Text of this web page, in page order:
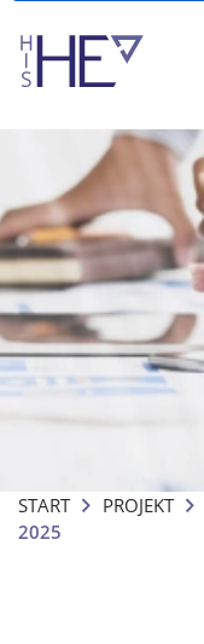
START PROJEKT
2025